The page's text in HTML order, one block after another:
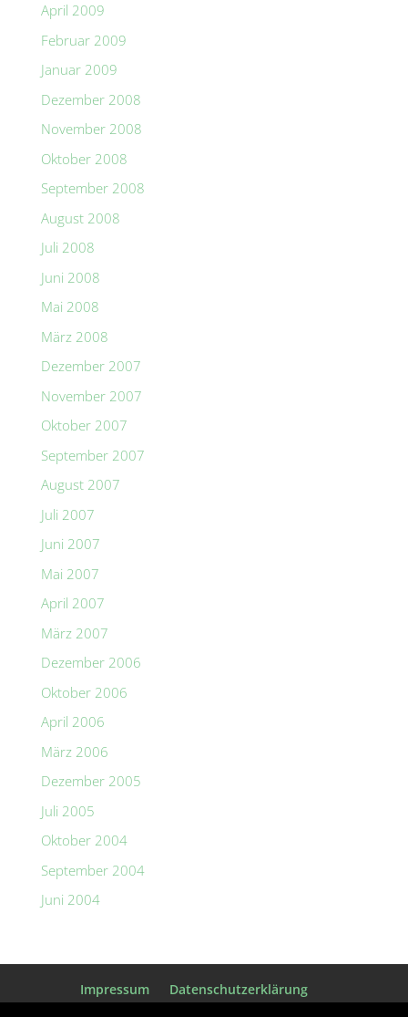
April 2009
Februar 2009
Januar 2009
Dezember 2008
November 2008
Oktober 2008
September 2008
August 2008
Juli 2008
Juni 2008
Mai 2008
März 2008
Dezember 2007
November 2007
Oktober 2007
September 2007
August 2007
Juli 2007
Juni 2007
Mai 2007
April 2007
März 2007
Dezember 2006
Oktober 2006
April 2006
März 2006
Dezember 2005
Juli 2005
Oktober 2004
September 2004
Juni 2004
Impressum Datenschutzerklärung